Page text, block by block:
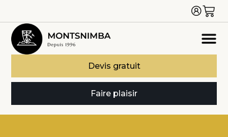
Devis gratuit
Faire plaisir